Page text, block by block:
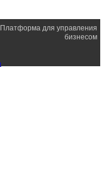
Платформа для управления
бизнесом